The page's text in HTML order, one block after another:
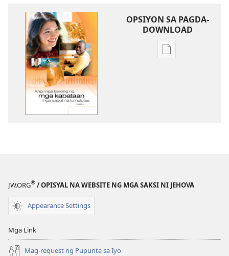
OPSIYON SA PAGDA-
DOWNLOAD
Opsiyon
Kabataan
na
JW.ORG® / OPISYAL NA WEBSITE NG MGA SAKSI NI JEHOVA
Appearance Settings
Mga Link
Mag-request ng Pupunta sa Iyo